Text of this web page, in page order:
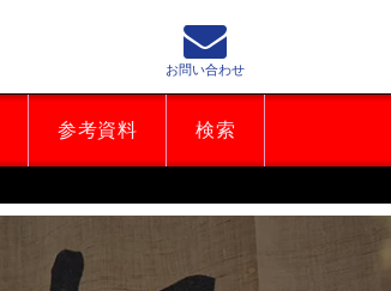
参考資料 検索
お問い合わせ